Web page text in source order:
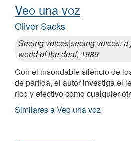
Veo una voz
Oliver Sacks
Seeing voices|seeing voices: a
world of the deaf, 1989
Con el insondable silencio de
de partida, el autor investiga el
rico y efectivo como cualquier
Similares a Veo una voz